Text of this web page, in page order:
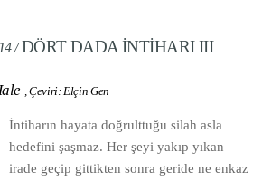
/DÖRT DADA İNTİHARI III
,Çeviri: Elçin Gen
İntiharın hayata doğrulttuğu silah asla
hedefini şaşmaz. Her şeyi yakıp yıkan
irade geçip gittikten sonra geride ne enkaz